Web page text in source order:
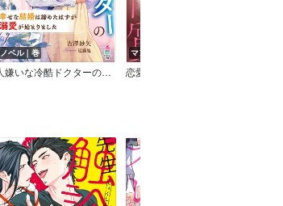
ノベル｜巻
人嫌いな冷酷ドクターの熱情が溢れて～幸せな結婚は諦めたはずが溺愛が始まりました～
マンガ｜話